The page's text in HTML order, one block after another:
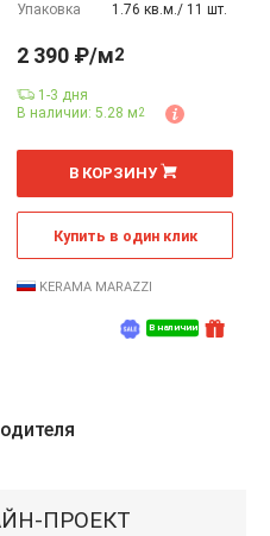
Упаковка
1.76 кв.м./ 11 шт.
В наличии
2 390 ₽/м2
1-3 дня
В наличии: 5.28 м2
м
В КОРЗИНУ
Купить в один клик
KERAMA MARAZZI
ПРОЕКТ